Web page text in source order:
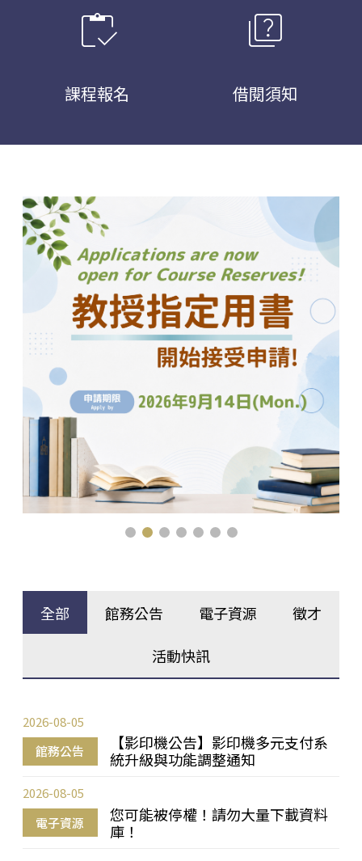
inventory
課程報名
quiz
借閱須知
全部 館務公告 電子資源 徵才
活動快訊
館務公告
【影印機公告】影印機多元支付系
統升級與功能調整通知
2026-08-05
電子資源
您可能被停權！請勿大量下載資料
庫！
2026-08-05